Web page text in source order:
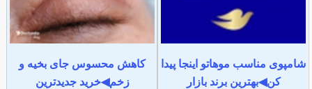
شامپوی مناسب موهاتو اینجا پیدا
کن◀بهترین برند بازار
کاهش محسوس جای بخیه و
زخم◀خرید جدیدترین